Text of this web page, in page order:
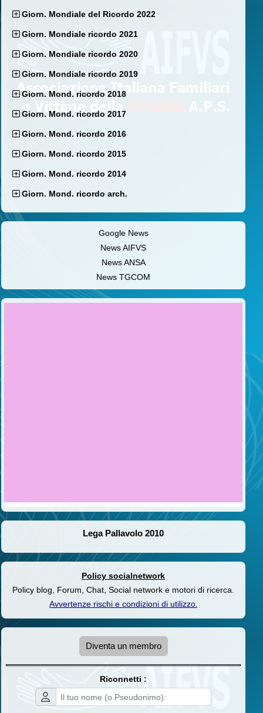
Giorn. Mondiale del Ricordo 2022
Giorn. Mondiale ricordo 2021
Giorn. Mondiale ricordo 2020
Giorn. Mondiale ricordo 2019
Giorn. Mond. ricordo 2018
Giorn. Mond. ricordo 2017
Giorn. Mond. ricordo 2016
Giorn. Mond. ricordo 2015
Giorn. Mond. ricordo 2014
Giorn. Mond. ricordo arch.
Google News
News AIFVS
News ANSA
News TGCOM
Lega Pallavolo 2010
Policy socialnetwork
Policy blog, Forum, Chat, Social network e motori di ricerca.
Avvertenze rischi e condizioni di utilizzo.
Diventa un membro
Riconnetti :